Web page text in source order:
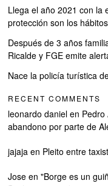
Llega el año 2021 con la
protección son los
Después de 3 años
Ricalde y FGE emite
Nace la policía turística
RECENT COMMENTS
leonardo daniel en Pedro
abandono por parte de
jajaja en Pleito entre
Jose en"Borge es un